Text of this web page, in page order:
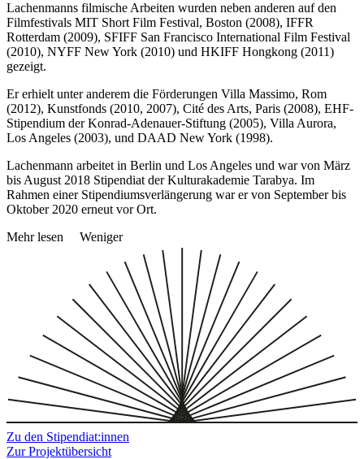
Lachenmanns filmische Arbeiten wurden neben anderen auf den
Filmfestivals MIT Short Film Festival, Boston (2008), IFFR
Rotterdam (2009), SFIFF San Francisco International Film Festival
(2010), NYFF New York (2010) und HKIFF Hongkong (2011)
gezeigt.
Er erhielt unter anderem die Förderungen Villa Massimo, Rom
(2012), Kunstfonds (2010, 2007), Cité des Arts, Paris (2008), EHF-
Stipendium der Konrad-Adenauer-Stiftung (2005), Villa Aurora,
Los Angeles (2003), und DAAD New York (1998).
Lachenmann arbeitet in Berlin und Los Angeles und war von März
bis August 2018 Stipendiat der Kulturakademie Tarabya. Im
Rahmen einer Stipendiumsverlängerung war er von September bis
Oktober 2020 erneut vor Ort.
Mehr lesen
Weniger
Zu den Stipendiat:innen
Zur Projektübersicht